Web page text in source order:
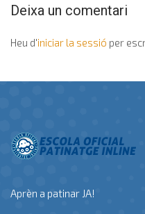
Deixa un comentari
Heu d'iniciar la sessió per
Aprèn a patinar JA!